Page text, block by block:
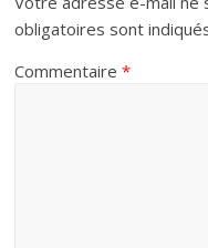
obligatoires sont
Commentaire*